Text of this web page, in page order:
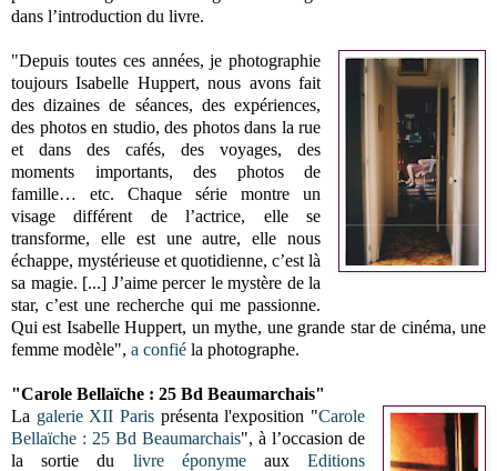
dans l’introduction du livre.
"Depuis toutes ces années, je photographie
toujours Isabelle Huppert, nous avons fait
des dizaines de séances, des expériences,
des photos en studio, des photos dans la rue
et dans des cafés, des voyages, des
moments importants, des photos de
famille… etc. Chaque série montre un
visage différent de l’actrice, elle se
transforme, elle est une autre, elle nous
échappe, mystérieuse et quotidienne, c’est là
sa magie. [...] J’aime percer le mystère de la
star, c’est une recherche qui me passionne.
Qui est Isabelle Huppert, un mythe, une grande star de cinéma, une
femme modèle", a confié la photographe.
"Carole Bellaïche : 25 Bd Beaumarchais"
La galerie XII Paris présenta l'exposition "Carole
Bellaïche : 25 Bd Beaumarchais", à l’occasion de
la sortie du livre éponymeauxEditions